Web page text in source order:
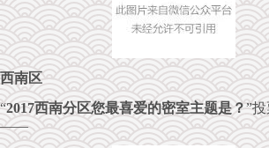
西南区
“2017西南分区您最喜爱的密室主题是？”
——